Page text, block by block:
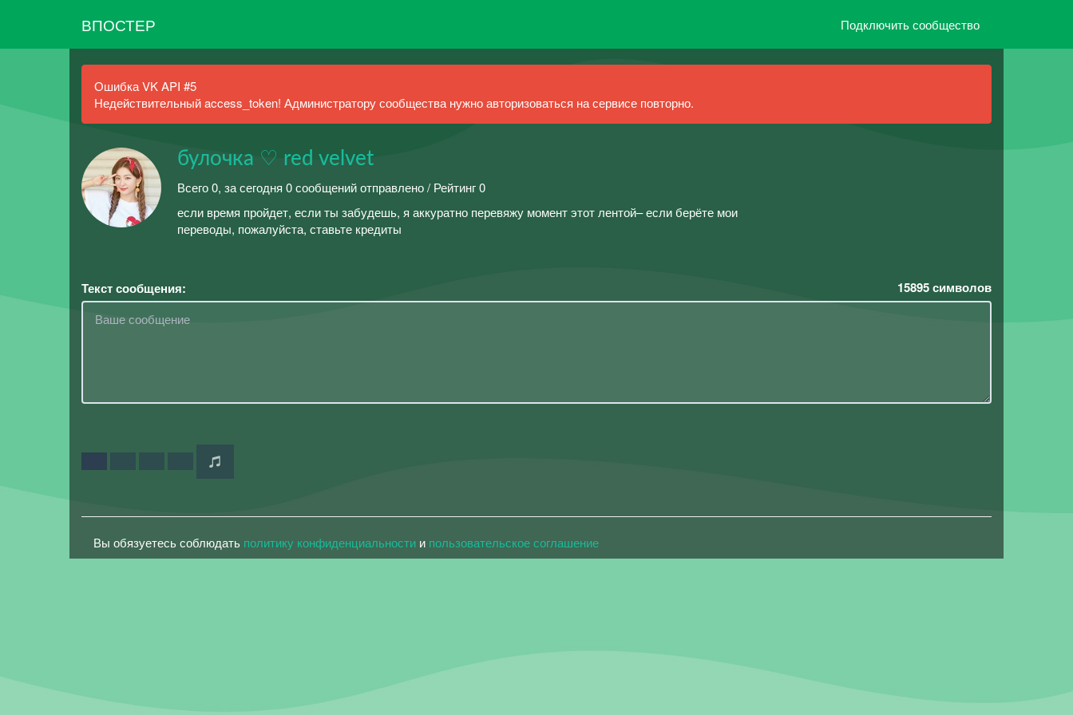
ВПОСТЕР Подключить сообщество
Ошибка VK API #5
Недействительный access_token! Администратору сообщества нужно авторизоваться на сервисе повторно.
булочка ♡ red velvet
Всего 0, за сегодня 0 сообщений отправлено / Рейтинг 0
если время пройдет, если ты забудешь, я аккуратно перевяжу момент этот лентой– если берёте мои
переводы, пожалуйста, ставьте кредиты
Текст сообщения: 15895символов
Вы обязуетесь соблюдать политику конфиденциальности и пользовательское соглашение